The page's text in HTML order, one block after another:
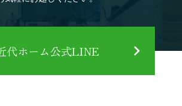
代ホーム公式LINE